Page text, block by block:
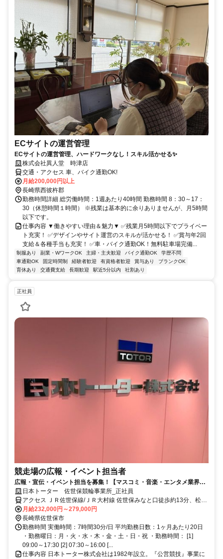
ECサイトの運営管理
ECサイトの運営管理、ハードワークなし！スキル活かせる✨
株式会社異人堂 時津店
交通・アクセス 車、バイク通勤OK!
月給200,000円以上
長崎県西彼杵郡
勤務時間詳細 総労働時間：1週あたり40時間 勤務時間 8：30～17：
30（休憩時間１時間） ※残業は基本的に余りありませんが、月5時間
以下です。
仕事内容 ▼働きやすい理由＆魅力▼ ✅残業月5時間以下でプライベー
ト充実！ ✅デザインやサイト運営のスキルが活かせる！ ✅賞与年2回
支給＆各種手当も充実！ ✅車・バイク通勤OK！無料駐車場完備...
制服あり 副業・WワークOK 主婦・主夫歓迎 バイク通勤OK
学歴不問
車通勤OK
固定時間制 経験者歓迎 有資格者歓迎 賞与あり
ブランクOK
育休あり
交通費支給 長期歓迎 駅近5分以内 社割あり
正社員
競走場の広報・イベント担当者
広報・宣伝・イベント担当を募集！【マスコミ・音楽・エンタメ業界経
験者歓迎】
日本トーター 佐世保競輪事業所_正社員
アクセス ＪＲ佐世保線/ＪＲ大村線 佐世保みなと口徒歩約13分、松浦
鉄道西九州線 佐世保みなと口徒歩約13分、連絡バス 佐世保徒歩約14
分
月給232,000円～279,000円
長崎県佐世保市
勤務時間 実働時間：7時間30分/日 平均勤務日数：1ヶ月あたり20日
・勤務曜日：月・火・水・木・金・土・日・祝 ・勤務時間： [1]
09:00～17:30 [2] 07:30～16:00 [...
仕事内容 日本トーター株式会社は1982年設立。『公営競技』事業に